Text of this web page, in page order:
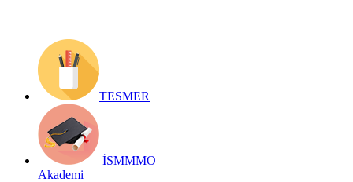
TESMER
İSMMMO
Akademi